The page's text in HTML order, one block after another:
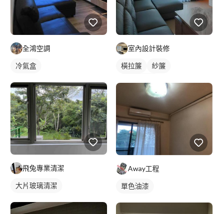
全鴻空調
冷氣盒
飛兔專業清潔
大片玻璃清潔
室內設計裝修
橫拉簾
紗簾
Away工程
單色油漆